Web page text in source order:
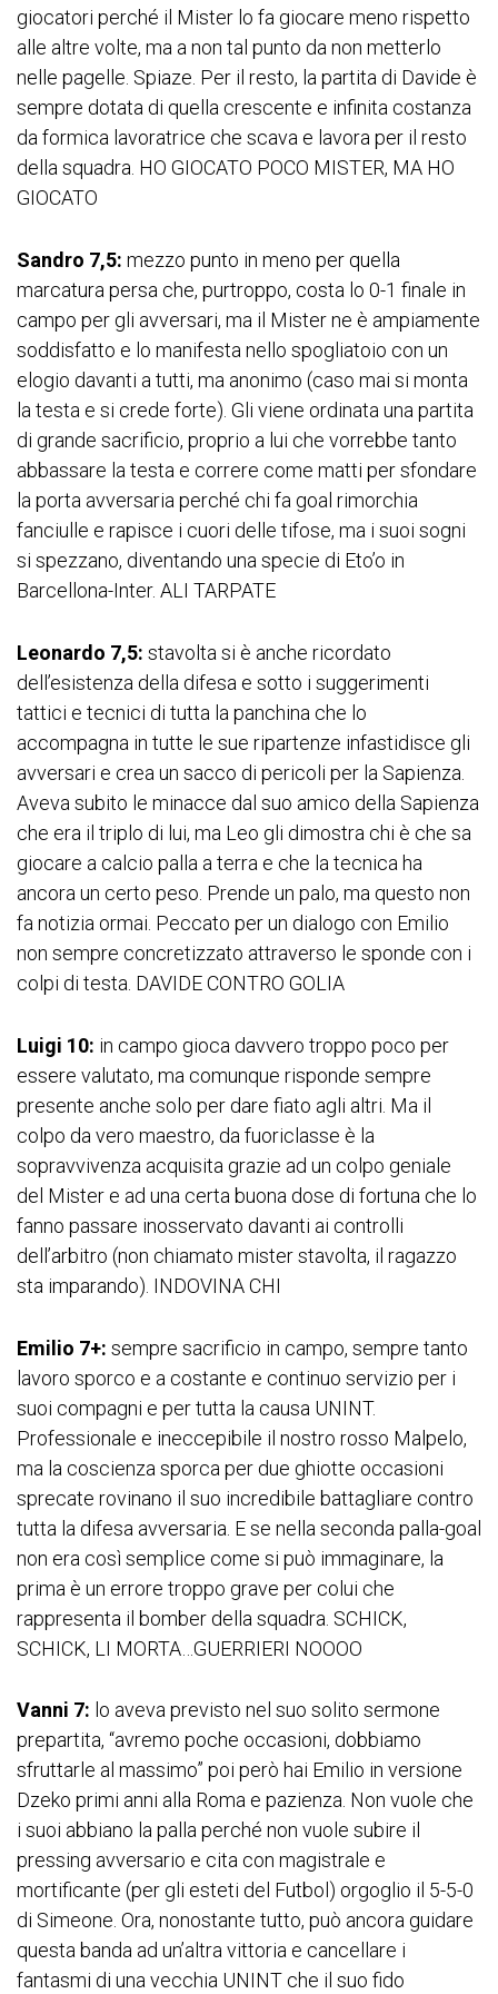
giocatori perché il Mister lo fa giocare meno rispetto
alle altre volte, ma a non tal punto da non metterlo
nelle pagelle. Spiaze. Per il resto, la partita di Davide è
sempre dotata di quella crescente e infinita costanza
da formica lavoratrice che scava e lavora per il resto
della squadra. HO GIOCATO POCO MISTER, MA HO
GIOCATO
Sandro 7,5: mezzo punto in meno per quella
marcatura persa che, purtroppo, costa lo 0-1 finale in
campo per gli avversari, ma il Mister ne è ampiamente
soddisfatto e lo manifesta nello spogliatoio con un
elogio davanti a tutti, ma anonimo (caso mai si monta
la testa e si crede forte). Gli viene ordinata una partita
di grande sacrificio, proprio a lui che vorrebbe tanto
abbassare la testa e correre come matti per sfondare
la porta avversaria perché chi fa goal rimorchia
fanciulle e rapisce i cuori delle tifose, ma i suoi sogni
si spezzano, diventando una specie di Eto’o in
Barcellona-Inter. ALI TARPATE
Leonardo 7,5: stavolta si è anche ricordato
dell’esistenza della difesa e sotto i suggerimenti
tattici e tecnici di tutta la panchina che lo
accompagna in tutte le sue ripartenze infastidisce gli
avversari e crea un sacco di pericoli per la Sapienza.
Aveva subito le minacce dal suo amico della Sapienza
che era il triplo di lui, ma Leo gli dimostra chi è che sa
giocare a calcio palla a terra e che la tecnica ha
ancora un certo peso. Prende un palo, ma questo non
fa notizia ormai. Peccato per un dialogo con Emilio
non sempre concretizzato attraverso le sponde con i
colpi di testa. DAVIDE CONTRO GOLIA
Luigi 10: in campo gioca davvero troppo poco per
essere valutato, ma comunque risponde sempre
presente anche solo per dare fiato agli altri. Ma il
colpo da vero maestro, da fuoriclasse è la
sopravvivenza acquisita grazie ad un colpo geniale
del Mister e ad una certa buona dose di fortuna che lo
fanno passare inosservato davanti ai controlli
dell’arbitro (non chiamato mister stavolta, il ragazzo
sta imparando). INDOVINA CHI
Emilio 7+: sempre sacrificio in campo, sempre tanto
lavoro sporco e a costante e continuo servizio per i
suoi compagni e per tutta la causa UNINT.
Professionale e ineccepibile il nostro rosso Malpelo,
ma la coscienza sporca per due ghiotte occasioni
sprecate rovinano il suo incredibile battagliare contro
tutta la difesa avversaria. E se nella seconda palla-goal
non era così semplice come si può immaginare, la
prima è un errore troppo grave per colui che
rappresenta il bomber della squadra. SCHICK,
SCHICK, LI MORTA…GUERRIERI NOOOO
Vanni 7: lo aveva previsto nel suo solito sermone
prepartita, “avremo poche occasioni, dobbiamo
sfruttarle al massimo” poi però hai Emilio in versione
Dzeko primi anni alla Roma e pazienza. Non vuole che
i suoi abbiano la palla perché non vuole subire il
pressing avversario e cita con magistrale e
mortificante (per gli esteti del Futbol) orgoglio il 5-5-0
di Simeone. Ora, nonostante tutto, può ancora guidare
questa banda ad un’altra vittoria e cancellare i
fantasmi di una vecchia UNINT che il suo fido